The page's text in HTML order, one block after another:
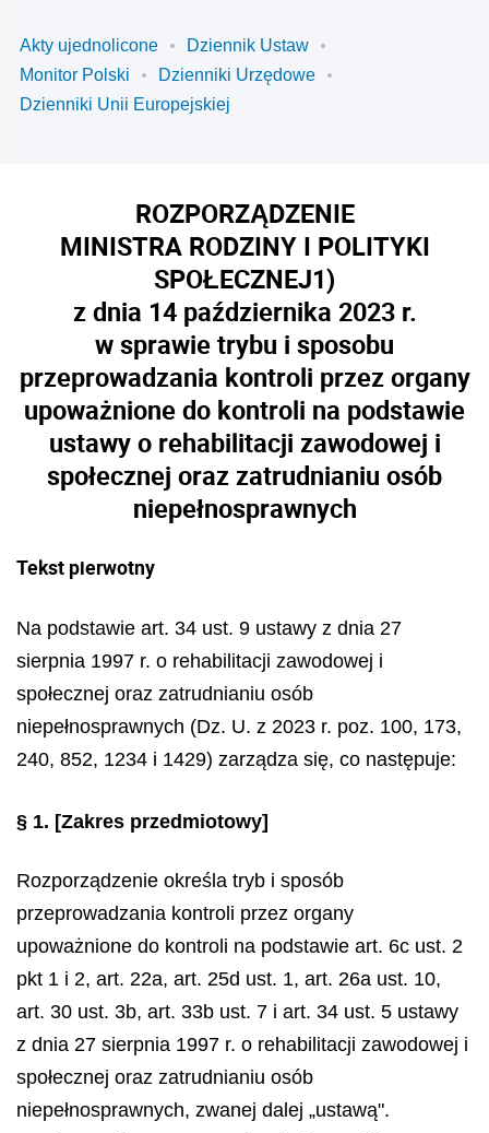
Akty ujednolicone
Dziennik Ustaw
Monitor Polski
Dzienniki Urzędowe
Dzienniki Unii Europejskiej
ROZPORZĄDZENIE
MINISTRA RODZINY I POLITYKI
SPOŁECZNEJ1)
z dnia 14 października 2023 r.
w sprawie trybu i sposobu
przeprowadzania kontroli przez organy
upoważnione do kontroli na podstawie
ustawy o rehabilitacji zawodowej i
społecznej oraz zatrudnianiu osób
niepełnosprawnych
Tekst pierwotny
Na podstawie art. 34 ust. 9 ustawy z dnia 27
sierpnia 1997 r. o rehabilitacji zawodowej i
społecznej oraz zatrudnianiu osób
niepełnosprawnych (Dz. U. z 2023 r. poz. 100, 173,
240, 852, 1234 i 1429) zarządza się, co następuje:
§ 1. [Zakres przedmiotowy]
Rozporządzenie określa tryb i sposób
przeprowadzania kontroli przez organy
upoważnione do kontroli na podstawie art. 6c ust. 2
pkt 1 i 2, art. 22a, art. 25d ust. 1, art. 26a ust. 10,
art. 30 ust. 3b, art. 33b ust. 7 i art. 34 ust. 5 ustawy
z dnia 27 sierpnia 1997 r. o rehabilitacji zawodowej i
społecznej oraz zatrudnianiu osób
niepełnosprawnych, zwanej dalej „ustawą".